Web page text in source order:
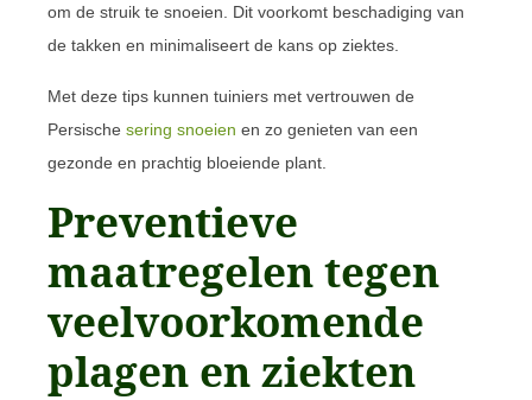
om de struik te snoeien. Dit voorkomt beschadiging van
de takken en minimaliseert de kans op ziektes.
Met deze tips kunnen tuiniers met vertrouwen de
Persische sering snoeien en zo genieten van een
gezonde en prachtig bloeiende plant.
Preventieve
maatregelen tegen
veelvoorkomende
plagen en ziekten